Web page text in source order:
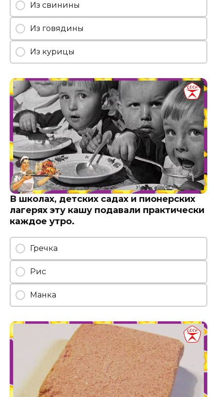
Из свинины
Из говядины
Из курицы
В школах, детских садах и пионерских
лагерях эту кашу подавали практически
каждое утро.
Гречка
Рис
Манка